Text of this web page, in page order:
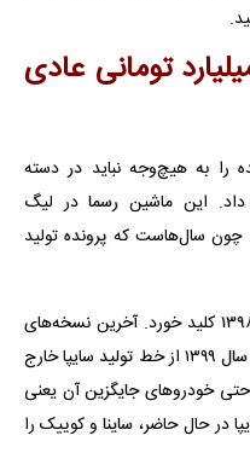
تومانی عادی
را به هیچ‌وجه نباید در دسته
داد. این ماشین رسما در لیگ
سال‌هاست که پرونده تولید
فرآیند توقف تولید پراید از دی‌ماه سال ۱۳۹۸ کلید خورد. آخرین نسخه‌های
سدان این خودرو در اردیبهشت و تیرماه سال ۱۳۹۹ از خط تولید سایپا خارج
خودروهای جایگزین آن یعنی
در حال حاضر، ساینا و کوییک را